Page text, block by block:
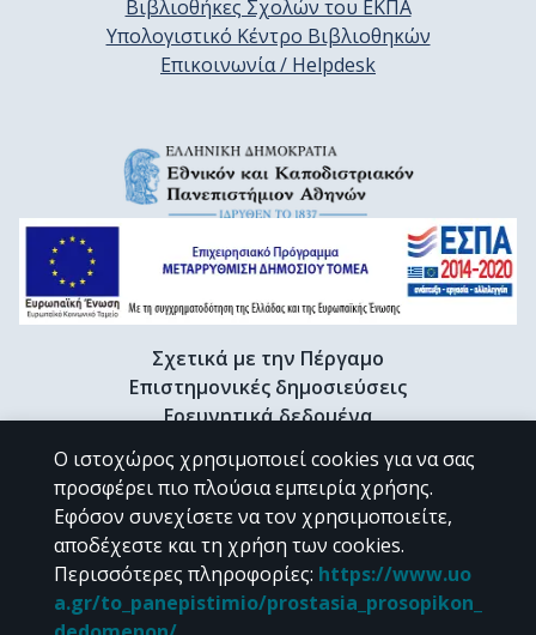
Βιβλιοθήκες Σχολών του ΕΚΠΑ
Υπολογιστικό Κέντρο Βιβλιοθηκών
Επικοινωνία / Helpdesk
Σχετικά με την Πέργαμο
Επιστημονικές δημοσιεύσεις
Ερευνητικά δεδομένα
Διδακτορικές διατριβές & Γκρίζα βιβλιογραφία
Προφίλ Ερευνητή
CC BY-NC 4.0
Εκτός αν αναφέρεται διαφορετικά, το υλικό της "Περγάμου" διατίθεται
Ο ιστοχώρος χρησιμοποιεί cookies για να σας
προσφέρει πιο πλούσια εμπειρία χρήσης.
Εφόσον συνεχίσετε να τον χρησιμοποιείτε,
αποδέχεστε και τη χρήση των cookies.
Περισσότερες πληροφορίες: https://www.uo
a.gr/to_panepistimio/prostasia_prosopikon_